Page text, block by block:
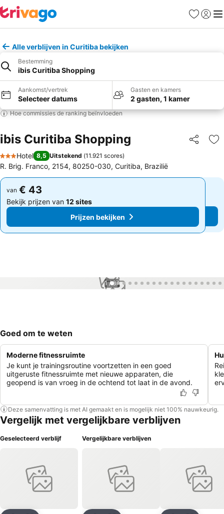
Favorieten
Alle verblijven in Curitiba bekijken
Bestemming
ibis Curitiba Shopping
Aankomst/vertrek
Selecteer datums
Gasten en kamers
2 gasten, 1 kamer
Hoe commissies de ranking beïnvloeden
ibis Curitiba Shopping Delen
3 Sterren
Hotel 8,5 Uitstekend (11.921 scores)
R. Brig. Franco, 2154, 80250-030, Curitiba, Brazilië
van € 43
Bekijk prijzen van 12 sites
Prijzen bekijken
van € 43
Bekijk prijzen van 12 sites
Prijzen bekijken
1 / 87
Goed om te weten
Moderne fitnessruimte
Je kunt je trainingsroutine voortzetten in een goed
uitgeruste fitnessruimte met nieuwe apparaten, die
geopend is van vroeg in de ochtend tot laat in de avond.
Deze samenvatting is met AI gemaakt en is mogelijk niet 100% nauwkeurig.
Vergelijk met vergelijkbare verblijven
Geselecteerd verblijf Vergelijkbare verblijven